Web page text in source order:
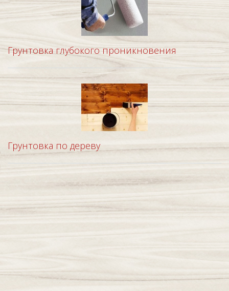
Грунтовка глубокого проникновения
Грунтовка по дереву